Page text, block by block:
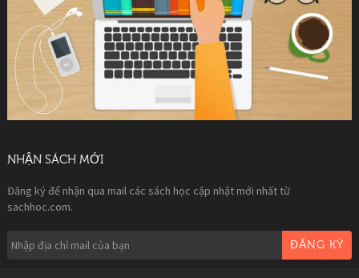
NHẬN SÁCH MỚI
Đăng ký để nhận qua mail các sách học cập nhật mới nhất từ
sachhoc.com.
ĐĂNG KÝ